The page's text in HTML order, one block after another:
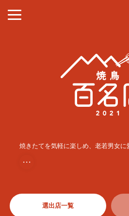
焼きたてを気軽に楽しめ、老若男女に
・・・
選出店一覧